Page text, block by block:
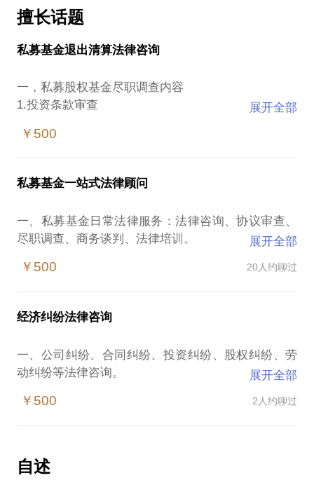
擅长话题
私募基金退出清算法律咨询
一，私募股权基金尽职调查内容
1.投资条款审查
3.退出约定梳理
1.合伙人会议决议文件
2.协议签署情况
4.信息披露函件
5.退出要求文件
三，投资人退伙条款的深入评估
3.赎回承诺条款的评估（如有）
1.三重一大审批程序强制性要求程序适用性评估
2.政府引导基金产权交易所手续、资产评估手续合规
3.政府引导基金“随时退出权”和“优先退出权”约定有效
4.政府引导基金财产担保条件及连带责任承担有效性
评估
展开全部
￥500
私募基金一站式法律顾问
一、私募基金日常法律服务：法律咨询、协议审查、
尽职调查、商务谈判、法律培训。
介募集合规性、投资者适当性、投资者关系维护、管
三、私募基金产品合规运营法律服务：基金产品设
计、基金合同修订、备案信息填报、信息披露、基金
四、私募基金管理人登记法律服务：高管招聘、商业
计划、尽职调查、入会登记、重大变更。
五、私募基金清算法律服务：审查私募基金投资项目
目非正常退出的因素，包括网络舆情、大数据及争议
展开全部
￥500 20人约聊过
经济纠纷法律咨询
一、公司纠纷、合同纠纷、投资纠纷、股权纠纷、劳
动纠纷等法律咨询。
二、北京市辖区内：经济纠纷、治安拘留、公安经
展开全部
￥500 2人约聊过
自述